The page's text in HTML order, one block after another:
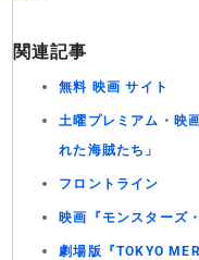
関連記事
無料 映画 サイト
土曜プレミアム・映
れた海賊たち」
フロントライン
映画『モンスターズ
劇場版『TOKYO